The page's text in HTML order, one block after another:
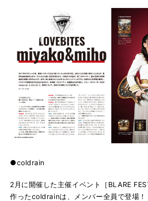
●coldrain
2月に開催した主催イベント［BLARE
作ったcoldrainは、メンバー全員で登場